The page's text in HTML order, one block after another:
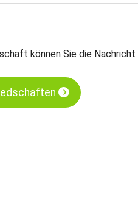
können Sie die